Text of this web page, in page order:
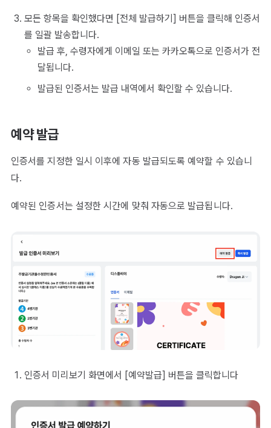
모든 항목을 확인했다면 [전체 발급하기] 버튼을 클릭해 인증서
를 일괄 발송합니다.
발급 후, 수령자에게 이메일 또는 카카오톡으로 인증서가 전
달됩니다.
발급된 인증서는 발급 내역에서 확인할 수 있습니다.
예약 발급
인증서를 지정한 일시 이후에 자동 발급되도록 예약할 수 있습니
다.
예약된 인증서는 설정한 시간에 맞춰 자동으로 발급됩니다.
인증서 미리보기 화면에서 [예약발급] 버튼을 클릭합니다